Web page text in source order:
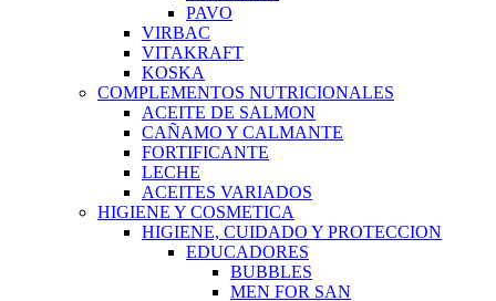
PAVO
VIRBAC
VITAKRAFT
KOSKA
COMPLEMENTOS NUTRICIONALES
ACEITE DE SALMON
CAÑAMO Y CALMANTE
FORTIFICANTE
LECHE
ACEITES VARIADOS
HIGIENE Y COSMETICA
HIGIENE, CUIDADO Y PROTECCION
EDUCADORES
BUBBLES
MEN FOR SAN